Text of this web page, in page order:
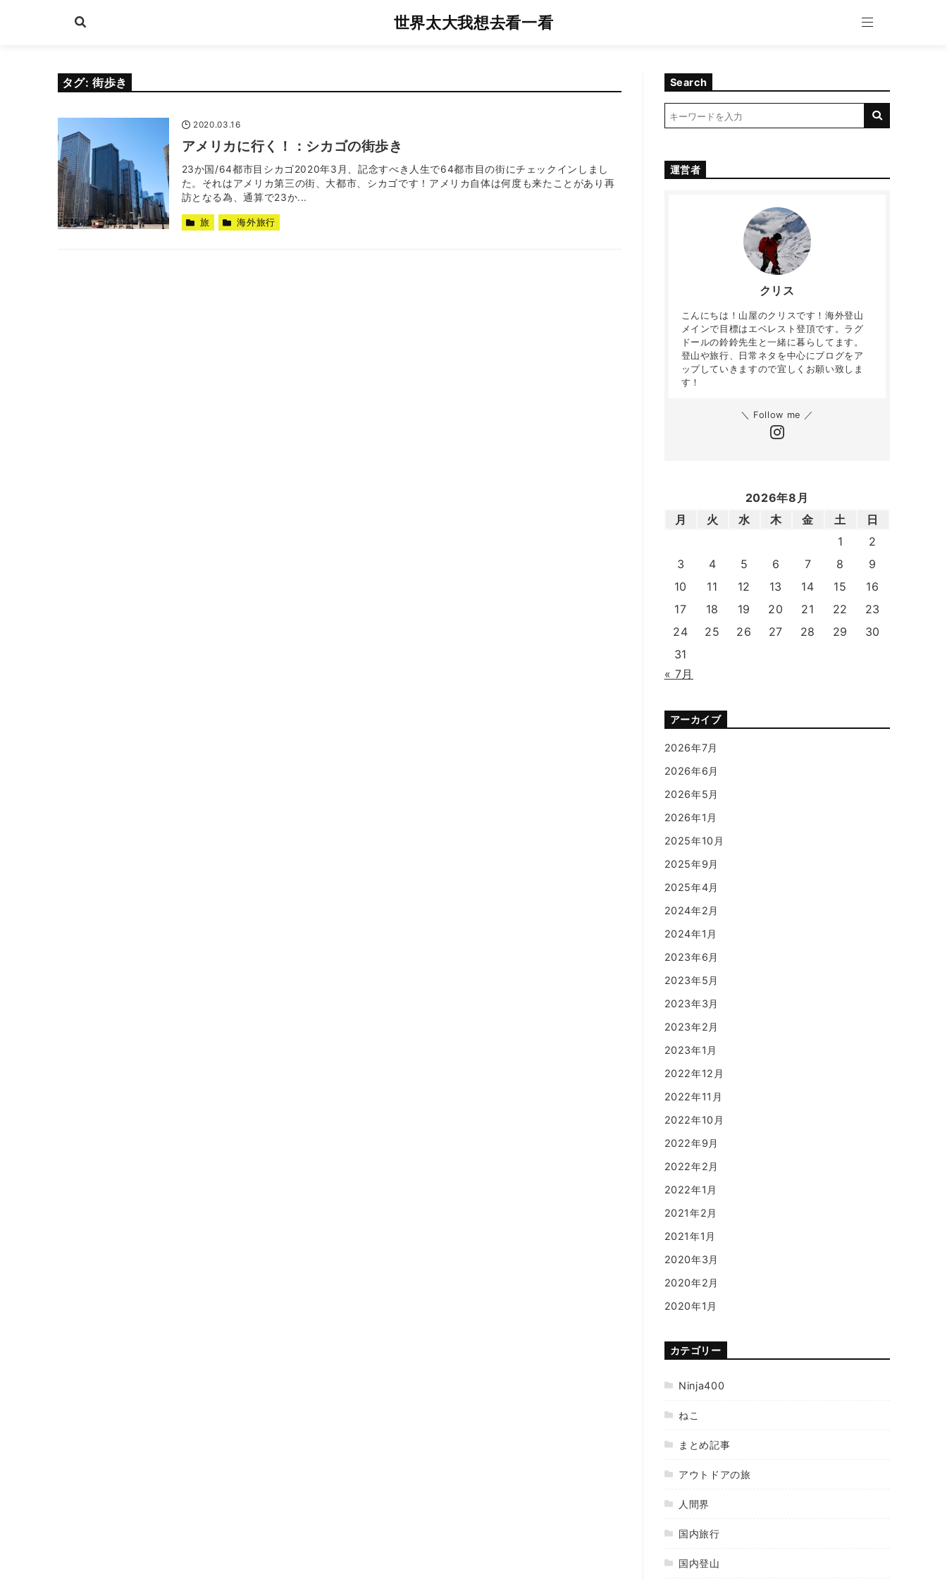
世界太大我想去看一看
タグ:街歩き
2020.03.16
アメリカに行く！：シカゴの街歩き
23か国/64都市目シカゴ2020年3月、記念すべき人生で64都市目の街にチェックインしまし
た。それはアメリカ第三の街、大都市、シカゴです！アメリカ自体は何度も来たことがあり再
訪となる為、通算で23か...
旅 海外旅行
Search
運営者
クリス
こんにちは！山屋のクリスです！海外登山
メインで目標はエベレスト登頂です。ラグ
ドールの鈴鈴先生と一緒に暮らしてます。
登山や旅行、日常ネタを中心にブログをア
ップしていきますので宜しくお願い致しま
す！
＼ Follow me ／
2026年8月
月
火 水 木 金 土
日
1
2
3
4 5 6 7 8
9
10
11 12 13 14 15
16
17
18 19 20 21 22
23
24
25 26 27 28 29
30
31
« 7月
アーカイブ
2026年7月
2026年6月
2026年5月
2026年1月
2025年10月
2025年9月
2025年4月
2024年2月
2024年1月
2023年6月
2023年5月
2023年3月
2023年2月
2023年1月
2022年12月
2022年11月
2022年10月
2022年9月
2022年2月
2022年1月
2021年2月
2021年1月
2020年3月
2020年2月
2020年1月
カテゴリー
Ninja400
ねこ
まとめ記事
アウトドアの旅
人間界
国内旅行
国内登山